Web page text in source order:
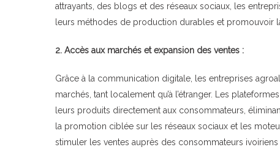
attrayants, des blogs et des réseaux sociaux, les
leurs méthodes de production durables et promouvoir
2. Accès aux marchés et expansion des ventes :
Grâce à la communication digitale, les entreprises
marchés, tant localement qu’à l’étranger. Les
leurs produits directement aux consommateurs,
la promotion ciblée sur les réseaux sociaux et les
stimuler les ventes auprès des consommateurs ivoiriens